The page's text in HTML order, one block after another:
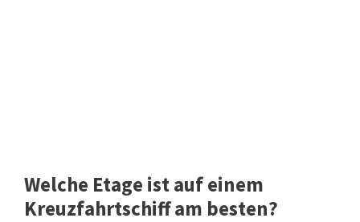
Welche Etage ist auf einem
Kreuzfahrtschiff am besten?